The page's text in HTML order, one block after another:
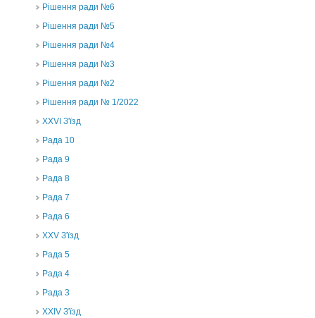
Рішення ради №6
Рішення ради №5
Рішення ради №4
Рішення ради №3
Рішення ради №2
Рішення ради № 1/2022
XXVI З'їзд
Рада 10
Рада 9
Рада 8
Рада 7
Рада 6
XXV З'їзд
Рада 5
Рада 4
Рада 3
ХХIV З'їзд